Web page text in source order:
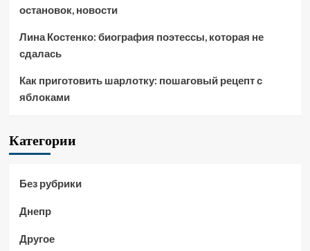
остановок, новости
Лина Костенко: биография поэтессы, которая не
сдалась
Как приготовить шарлотку: пошаговый рецепт с
яблоками
Категории
Без рубрики
Днепр
Другое